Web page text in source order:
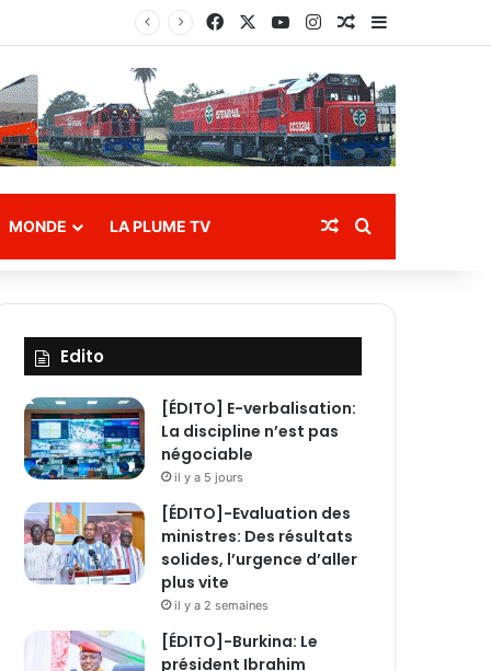
Facebook YouTubeInstagramArticle Aléatoire
MONDE LA PLUME TV Article Aléatoire
Edito
[ÉDITO] E-verbalisation:
La discipline n’est pas
négociable
il y a 5 jours
[ÉDITO]-Evaluation des
ministres: Des résultats
solides, l’urgence d’aller
plus vite
il y a 2 semaines
[ÉDITO]-Burkina: Le
président Ibrahim